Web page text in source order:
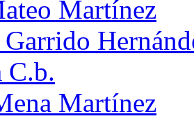
Martínez
Garrido
C.b.
Martínez